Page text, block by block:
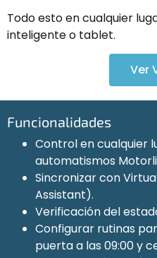
Todo esto en cualquier
inteligente o tablet.
Ver
Funcionalidades
Control en cualquier
automatismos
Sincronizar con
Assistant).
Verificación del
Configurar rutinas
puerta a las 09:00 y